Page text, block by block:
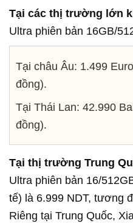
Tại các thị trường lớn
Ultra phiên bản 16GB/
Tại châu Âu: 1.499
đồng).
Tại Thái Lan: 42.990
đồng).
Tại thị trường Trung
Ultra phiên bản 16/
tế) là 6.999 NDT, tương
Riêng tại Trung Quốc,